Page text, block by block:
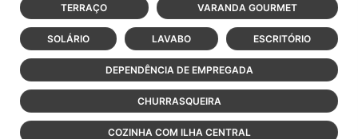
TERRAÇO VARANDA GOURMET
SOLÁRIO LAVABO ESCRITÓRIO
DEPENDÊNCIA DE EMPREGADA
CHURRASQUEIRA
COZINHA COM ILHA CENTRAL